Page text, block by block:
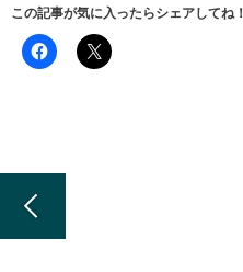
この記事が気に入ったらシェアしてね！